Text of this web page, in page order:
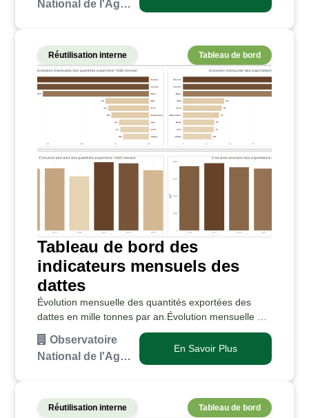
année.Évolutio…
National de l'Ag…
Réutilisation interne Tableau de bord
Tableau de bord des
indicateurs mensuels des
dattes
Évolution mensuelle des quantités exportées des
dattes en mille tonnes par an.Évolution mensuelle de
la valeur des exportations des dattes en million de
dinars par an.Évolution annuelle des quantités…
Observatoire
National de l'Ag…
En Savoir Plus
Réutilisation interne Tableau de bord